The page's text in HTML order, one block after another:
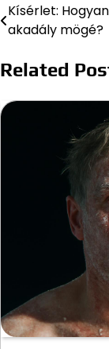
Bejegyzés
navigáció
Kísérlet:
akadály mögé?
Related